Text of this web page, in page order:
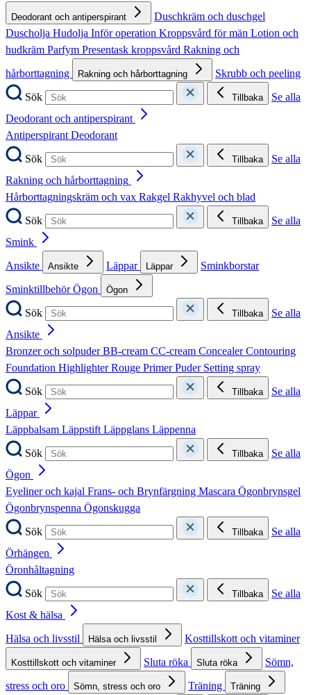
Deodorant och antiperspirant
Duschkräm och duschgel
Duscholja Hudolja Inför operation Kroppsvård för män Lotion och
hudkräm Parfym Presentask kroppsvård Rakning och
hårborttagning
Rakning och hårborttagning
Skrubb och peeling
Sök
Tillbaka
Se alla
Deodorant och antiperspirant
AntiperspirantDeodorant
Sök
Tillbaka
Se alla
Rakning och hårborttagning
Hårborttagningskräm och vax Rakgel Rakhyvel och blad
Sök
Tillbaka
Se alla
Smink
Ansikte
Ansikte Läppar Läppar
Sminkborstar
SminktillbehörÖgon Ögon
Sök Tillbaka
Se alla
Ansikte
Bronzer och solpuderBB-cream CC-cream ConcealerContouring
Foundation HighlighterRouge PrimerPuder Setting spray
Sök
Tillbaka
Se alla
Läppar
Läppbalsam LäppstiftLäppglans Läppenna
Sök
Tillbaka
Se alla
Ögon
Eyeliner och kajal Frans- och Brynfärgning Mascara Ögonbrynsgel
Ögonbrynspenna Ögonskugga
Sök
Tillbaka
Se alla
Örhängen
Öronhåltagning
Sök
Tillbaka
Se alla
Kost & hälsa
Hälsa och livsstil
Hälsa och livsstil Kosttillskott och vitaminer
Kosttillskott och vitaminer Sluta röka Sluta röka
Sömn,
stress och oro
Sömn, stress och oro Träning Träning